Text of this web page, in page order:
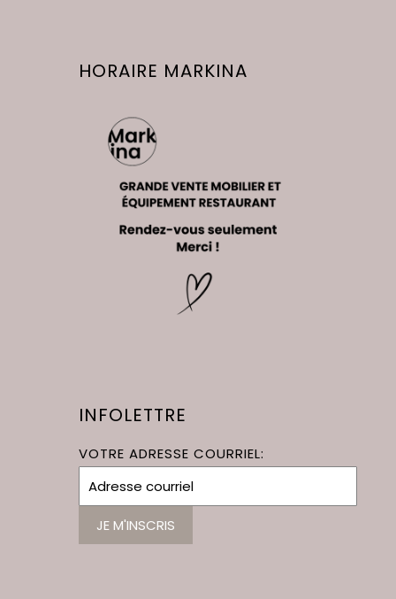
HORAIRE MARKINA
INFOLETTRE
VOTRE ADRESSE COURRIEL: